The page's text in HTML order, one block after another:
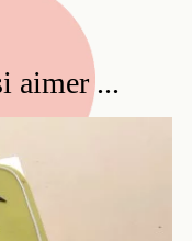
aimer ...